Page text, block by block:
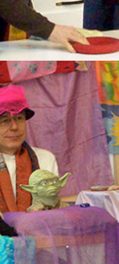
Die
Wenn es